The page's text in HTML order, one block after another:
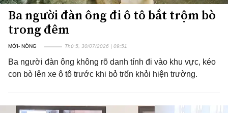
Ba người đàn ông đi ô tô bắt trộm bò
trong đêm
MỚI- NÓNG Thứ 5, 30/07/2026 | 09:51
Ba người đàn ông không rõ danh tính đi vào khu vực, kéo
con bò lên xe ô tô trước khi bỏ trốn khỏi hiện trường.